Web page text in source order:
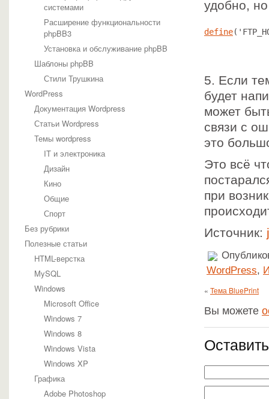
системами
Расширение функциональности
phpBB3
Установка и обслуживание phpBB
Шаблоны phpBB
Стили Трушкина
WordPress
Документация Wordpress
Статьи Wordpress
Темы wordpress
IT и электроника
Дизайн
Кино
Общие
Спорт
Без рубрики
Полезные статьи
HTML-верстка
MySQL
Windows
Microsoft Office
Windows 7
Windows 8
Windows Vista
Windows XP
Графика
Adobe Photoshop
удобно,
define
5. Если
будет
может
связи с
это
Это всё
при
Источник:
WordPress,
« Тема BluePrint
Вы можете